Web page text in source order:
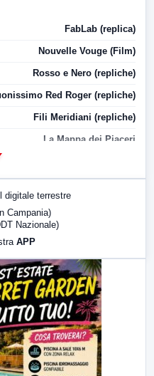
FabLab (replica)
Nouvelle Vouge (Film)
Rosso e Nero (repliche)
Red Roger (repliche)
Fili Meridiani (repliche)
La Mappa dei Piaceri
LabNews (replica)
digitale terrestre
Campania)
Nazionale)
APP